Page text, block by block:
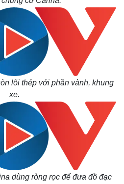
lõi thép với phần vành, khung
xe.
dùng ròng rọc để đưa đồ đạc